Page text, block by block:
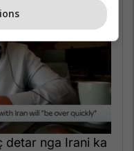
nga Irani ka